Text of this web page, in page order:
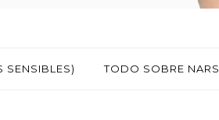
SENSIBLES) TODO SOBRE NARS